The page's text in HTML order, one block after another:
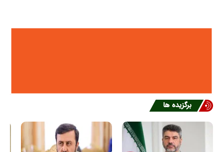
برگزیده ها